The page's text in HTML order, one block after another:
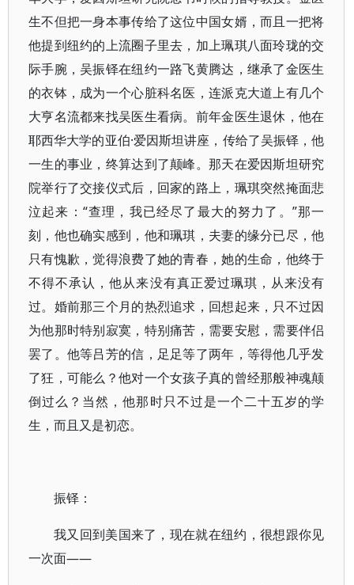
生不但把一身本事传给了这位中国女婿，而且一把将
他提到纽约的上流圈子里去，加上珮琪八面玲珑的交
际手腕，吴振铎在纽约一路飞黄腾达，继承了金医生
的衣钵，成为一个心脏科名医，连派克大道上有几个
大亨名流都来找吴医生看病。前年金医生退休，他在
耶西华大学的亚伯·爱因斯坦讲座，传给了吴振铎，他
一生的事业，终算达到了颠峰。那天在爱因斯坦研究
院举行了交接仪式后，回家的路上，珮琪突然掩面悲
泣起来：“查理，我已经尽了最大的努力了。”那一
刻，他也确实感到，他和珮琪，夫妻的缘分已尽，他
只有愧歉，觉得浪费了她的青春，她的生命，他终于
不得不承认，他从来没有真正爱过珮琪，从来没有
过。婚前那三个月的热烈追求，回想起来，只不过因
为他那时特别寂寞，特别痛苦，需要安慰，需要伴侣
罢了。他等吕芳的信，足足等了两年，等得他几乎发
了狂，可能么？他对一个女孩子真的曾经那般神魂颠
倒过么？当然，他那时只不过是一个二十五岁的学
生，而且又是初恋。
振铎：
我又回到美国来了，现在就在纽约，很想跟你见
一次面——